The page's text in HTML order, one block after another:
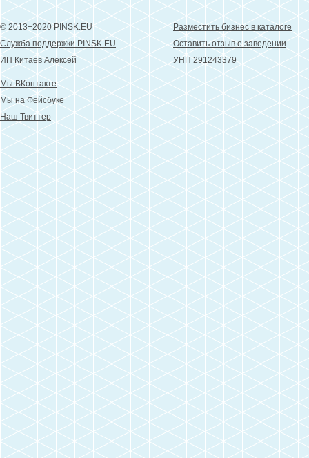
© 2013−2020 PINSK.EU
Служба поддержки PINSK.EU
ИП Китаев Алексей
Разместить бизнес в каталоге
Оставить отзыв о заведении
УНП 291243379
Мы ВКонтакте
Мы на Фейсбуке
Наш Твиттер